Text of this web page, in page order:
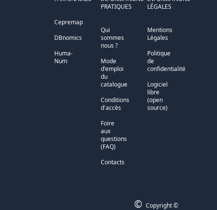
Cepremap
DBnomics
Huma-
Num
PRATIQUES
Qui
sommes
nous ?
Mode
d'emploi
du
catalogue
Conditions
d'accès
Foire
aux
questions
(FAQ)
Contacts
LÉGALES
Mentions
Légales
Politique
de
confidentialité
Logiciel
libre
(open
source)
© Copyright ©